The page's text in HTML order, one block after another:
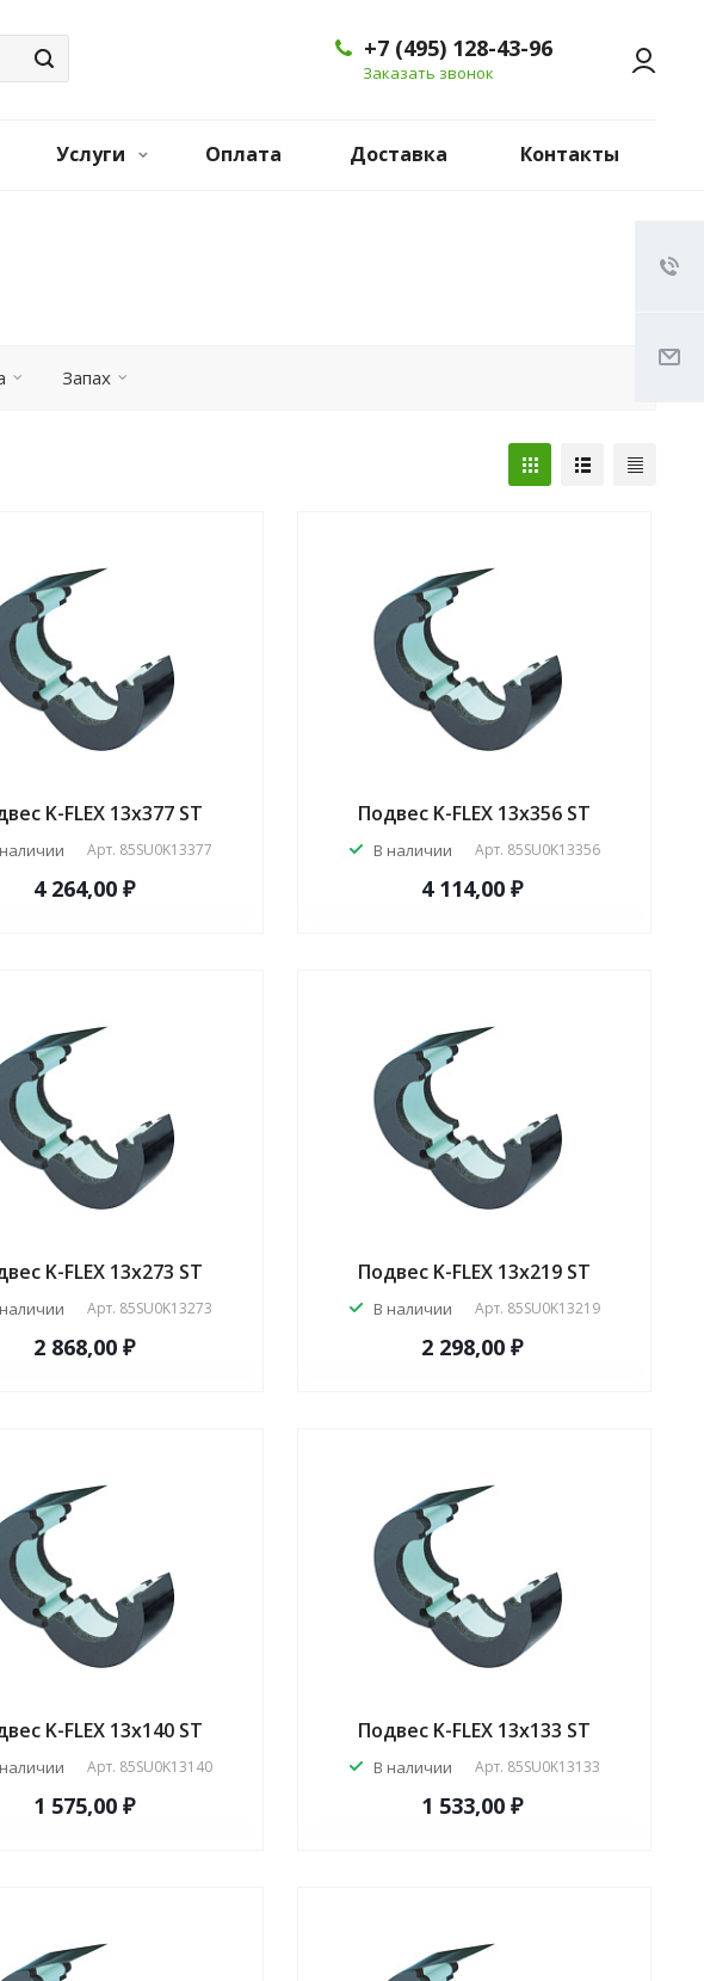
+7 (495) 128-43-96
Заказать звонок
Услуги Оплата Доставка Контакты
Запах
K-FLEX 13x377 ST
Арт. 85SU0K13377
4 264,00 ₽
Подвес K-FLEX 13x356 ST
В наличии Арт. 85SU0K13356
4 114,00 ₽
K-FLEX 13x273 ST
Арт. 85SU0K13273
2 868,00 ₽
Подвес K-FLEX 13x219 ST
В наличии Арт. 85SU0K13219
2 298,00 ₽
K-FLEX 13x140 ST
Арт. 85SU0K13140
1 575,00 ₽
Подвес K-FLEX 13x133 ST
В наличии Арт. 85SU0K13133
1 533,00 ₽